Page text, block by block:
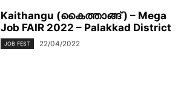
Kaithangu (കൈത്താങ്ങ് ) – Mega
Job FAIR 2022 – Palakkad District
JOB FEST 22/04/2022